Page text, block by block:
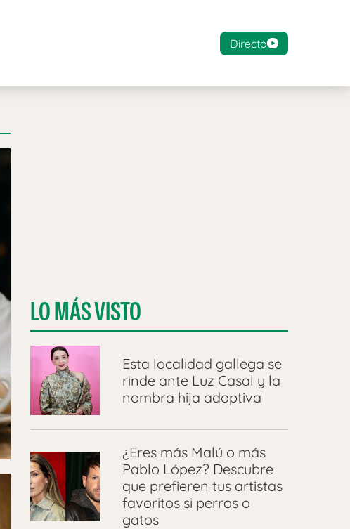
Directo
LO MÁS VISTO
Esta localidad gallega se
rinde ante Luz Casal y la
nombra hija adoptiva
¿Eres más Malú o más
Pablo López? Descubre
que prefieren tus artistas
favoritos si perros o
gatos